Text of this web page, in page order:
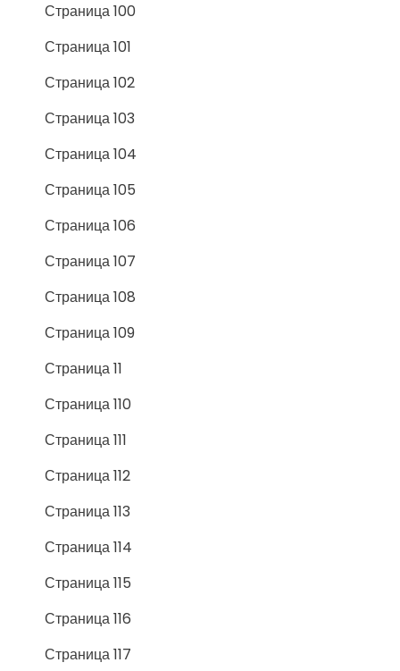
Страница 100
Страница 101
Страница 102
Страница 103
Страница 104
Страница 105
Страница 106
Страница 107
Страница 108
Страница 109
Страница 11
Страница 110
Страница 111
Страница 112
Страница 113
Страница 114
Страница 115
Страница 116
Страница 117